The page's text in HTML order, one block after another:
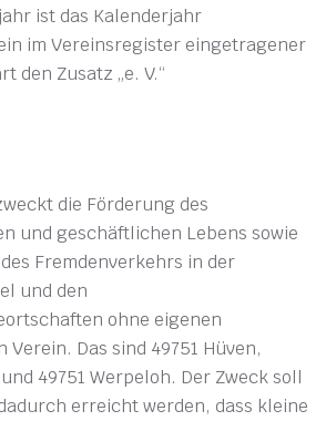
ist das Kalenderjahr
im Vereinsregister eingetragener
den Zusatz „e. V.“
die Förderung des
und geschäftlichen Lebens sowie
Fremdenverkehrs in der
und den
ohne eigenen
Das sind 49751 Hüven,
49751 Werpeloh. Der Zweck soll
erreicht werden, dass kleine